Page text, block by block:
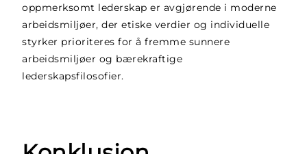
oppmerksomt lederskap er avgjørende i moderne
arbeidsmiljøer, der etiske verdier og individuelle
styrker prioriteres for å fremme sunnere
arbeidsmiljøer og bærekraftige
lederskapsfilosofier.